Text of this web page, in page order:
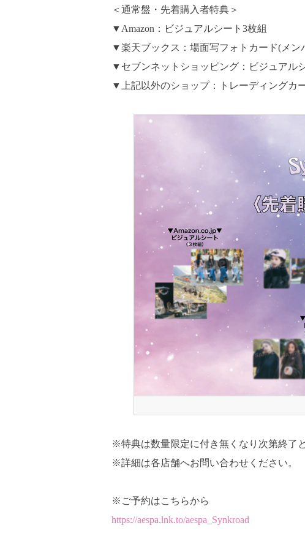
＜通常盤・先着購入者特典＞
▼Amazon：ビジュアルシート3枚組
▼楽天ブックス：場面写フォトカード(メン
▼セブンネットショッピング：ビジュアル
▼上記以外のショップ：トレーディングカ
※特典は数量限定に付き無くなり次第終了
※詳細は各店舗へお問い合わせください。
※ご予約はこちらから
https://aespa.lnk.to/aespa_Synkroad